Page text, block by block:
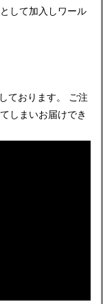
して加入しワール
ております。 ご注
しまいお届けでき